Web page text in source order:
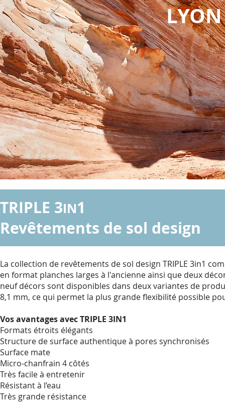
TRIPLE 3IN1
Revêtements de sol design
La collection de revêtements de sol design TRIPLE 3in1
en format planches larges à l'ancienne ainsi que deux
neuf décors sont disponibles dans deux variantes de
8,1 mm, ce qui permet la plus grande flexibilité possible
Vos avantages avecTRIPLE 3IN1
Formats étroits élégants
Structure de surface authentique à pores synchronisés
Surface mate
Micro-chanfrain 4 côtés
Très facile à entretenir
Résistant à l’eau
Très grande résistance